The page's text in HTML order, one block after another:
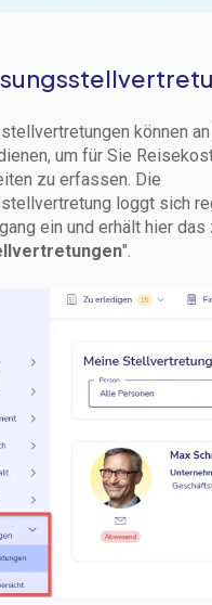
können
um für Sie
zu erfassen. Die
loggt sich
ein und erhält hier
".